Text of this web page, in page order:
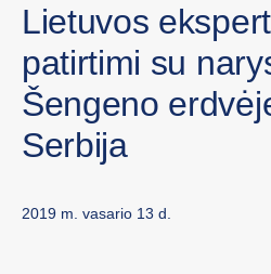
Lietuvos
patirtimi su
Šengeno
Serbija
2019 m. vasario 13 d.